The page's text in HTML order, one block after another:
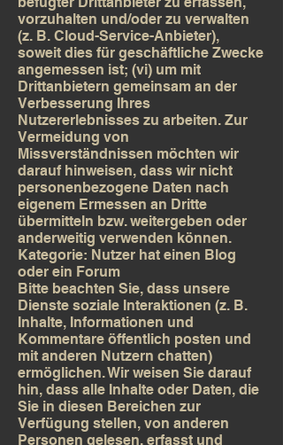
vorzuhalten und/oder zu verwalten
(z. B. Cloud-Service-Anbieter),
soweit dies für geschäftliche Zwecke
angemessen ist; (vi) um mit
Drittanbietern gemeinsam an der
Verbesserung Ihres
Nutzererlebnisses zu arbeiten. Zur
Vermeidung von
Missverständnissen möchten wir
darauf hinweisen, dass wir nicht
personenbezogene Daten nach
eigenem Ermessen an Dritte
übermitteln bzw. weitergeben oder
anderweitig verwenden können.
Kategorie: Nutzer hat einen Blog
oder ein Forum
Bitte beachten Sie, dass unsere
Dienste soziale Interaktionen (z. B.
Inhalte, Informationen und
Kommentare öffentlich posten und
mit anderen Nutzern chatten)
ermöglichen. Wir weisen Sie darauf
hin, dass alle Inhalte oder Daten, die
Sie in diesen Bereichen zur
Verfügung stellen, von anderen
Personen gelesen, erfasst und